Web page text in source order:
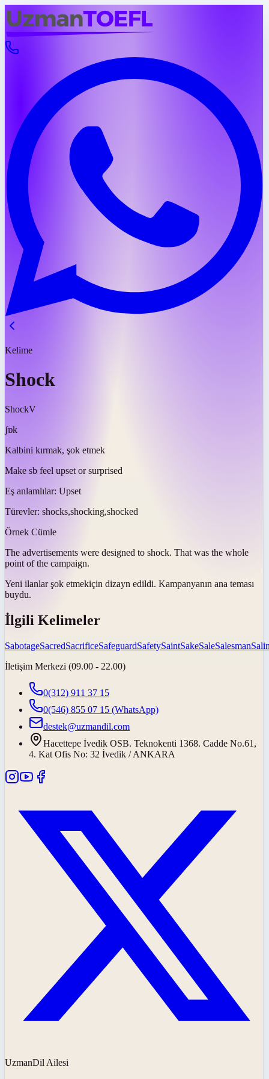
Kelime
Shock
ShockV
ʃɒk
Kalbini kırmak, şok etmek
Make sb feel upset or surprised
Eş anlamlılar: Upset
Türevler: shocks,shocking,shocked
Örnek Cümle
The advertisements were designed to shock. That was the whole
point of the campaign.
Yeni ilanlar şok etmekiçin dizayn edildi. Kampanyanın ana teması
buydu.
İlgili Kelimeler
SabotageSacredSacrificeSafeguardSafetySaintSakeSaleSalesman
İletişim Merkezi (09.00 - 22.00)
0(312) 911 37 15
0(546) 855 07 15 (WhatsApp)
destek@uzmandil.com
Hacettepe İvedik OSB. Teknokenti 1368. Cadde No.61,
4. Kat Ofis No: 32 İvedik / ANKARA
UzmanDil Ailesi